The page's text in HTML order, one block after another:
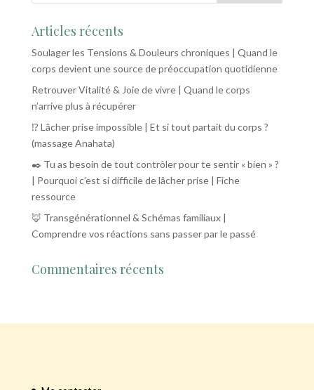
Articles récents
Soulager les Tensions & Douleurs chroniques | Quand le
corps devient une source de préoccupation quotidienne
Retrouver Vitalité & Joie de vivre | Quand le corps
n’arrive plus à récupérer
⁉️ Lâcher prise impossible | Et si tout partait du corps ?
(massage Anahata)
✒️ Tu as besoin de tout contrôler pour te sentir « bien » ?
| Pourquoi c’est si difficile de lâcher prise | Fiche
ressource
🦊 Transgénérationnel & Schémas familiaux |
Comprendre vos réactions sans passer par le passé
Commentaires récents